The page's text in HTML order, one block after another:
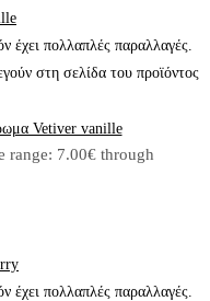
έχει πολλαπλές παραλλαγές.
στη σελίδα του προϊόντος
Vetiver vanille
range: 7.00€ through
έχει πολλαπλές παραλλαγές.